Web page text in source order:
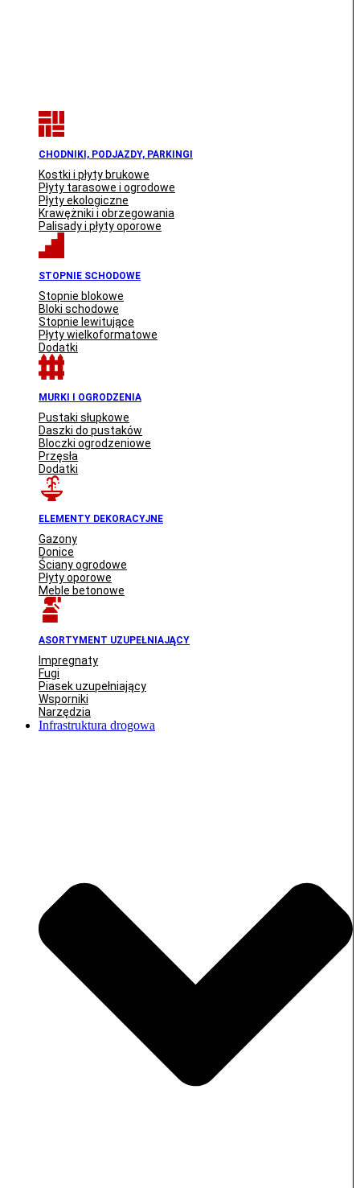
CHODNIKI, PODJAZDY, PARKINGI
Kostki i płyty brukowe
Płyty tarasowe i ogrodowe
Płyty ekologiczne
Krawężniki i obrzegowania
Palisady i płyty oporowe
STOPNIE SCHODOWE
Stopnie blokowe
Bloki schodowe
Stopnie lewitujące
Płyty wielkoformatowe
Dodatki
MURKI I OGRODZENIA
Pustaki słupkowe
Daszki do pustaków
Bloczki ogrodzeniowe
Przęsła
Dodatki
ELEMENTY DEKORACYJNE
Gazony
Donice
Ściany ogrodowe
Płyty oporowe
Meble betonowe
ASORTYMENT UZUPEŁNIAJĄCY
Impregnaty
Fugi
Piasek uzupełniający
Wsporniki
Narzędzia
Infrastruktura drogowa